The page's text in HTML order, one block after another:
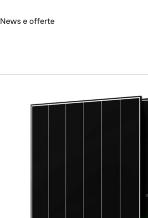
News e offerte